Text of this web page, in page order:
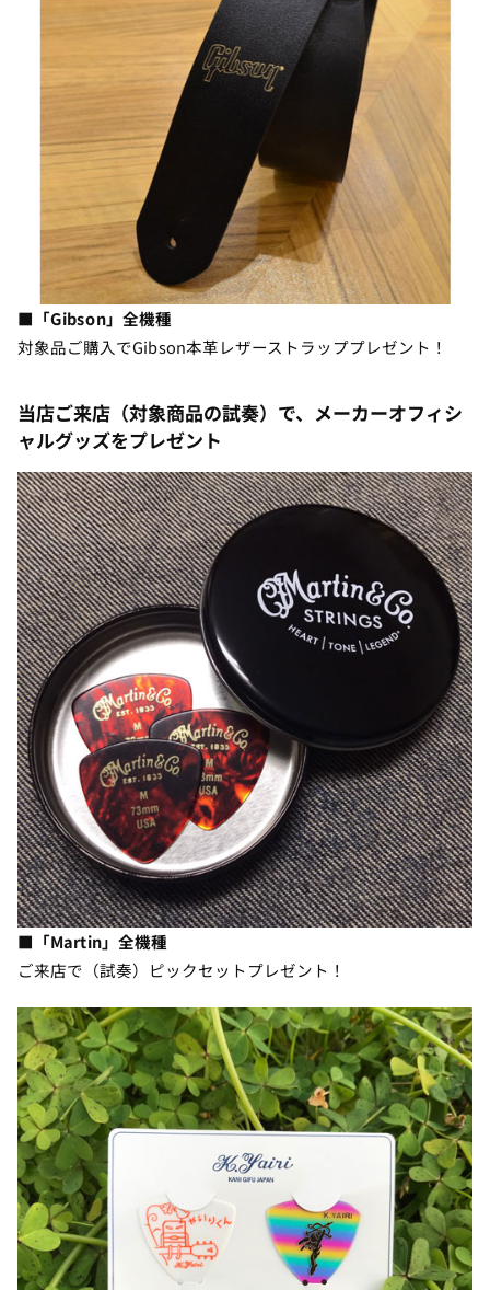
■「Gibson」全機種
対象品ご購入でGibson本革レザーストラッププレゼント！
当店ご来店（対象商品の試奏）で、メーカーオフィシ
ャルグッズをプレゼント
■「Martin」全機種
ご来店で（試奏）ピックセットプレゼント！